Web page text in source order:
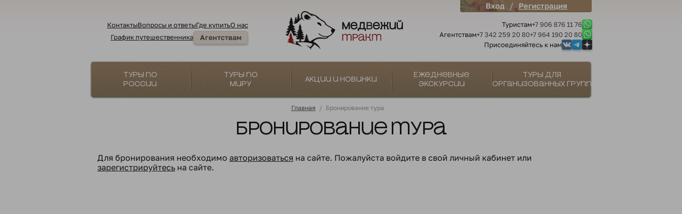
Вход / Регистрация
КонтактыВопросы и ответыГде купитьО нас
График путешественника
Агентствам
Туристам+7 906 876 11 76
Агентствам+7 342 259 20 80+7 964 190 20 80
Присоединяйтесь к нам
Туры по
России
Туры по
миру
Акции и новинки
Ежедневные
экскурсии
Туры для
организованных групп
Главная / Бронирование тура
Бронирование тура
Для бронирования необходимо авторизоваться на сайте. Пожалуйста войдите в свой личный кабинет или
зарегистрируйтесь на сайте.